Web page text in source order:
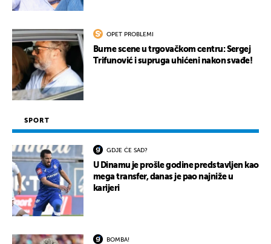
OPET PROBLEMI
Burne scene u trgovačkom centru: Sergej
Trifunović i supruga uhićeni nakon svađe!
SPORT
GDJE ĆE SAD?
U Dinamu je prošle godine predstavljen kao
mega transfer, danas je pao najniže u
karijeri
BOMBA!